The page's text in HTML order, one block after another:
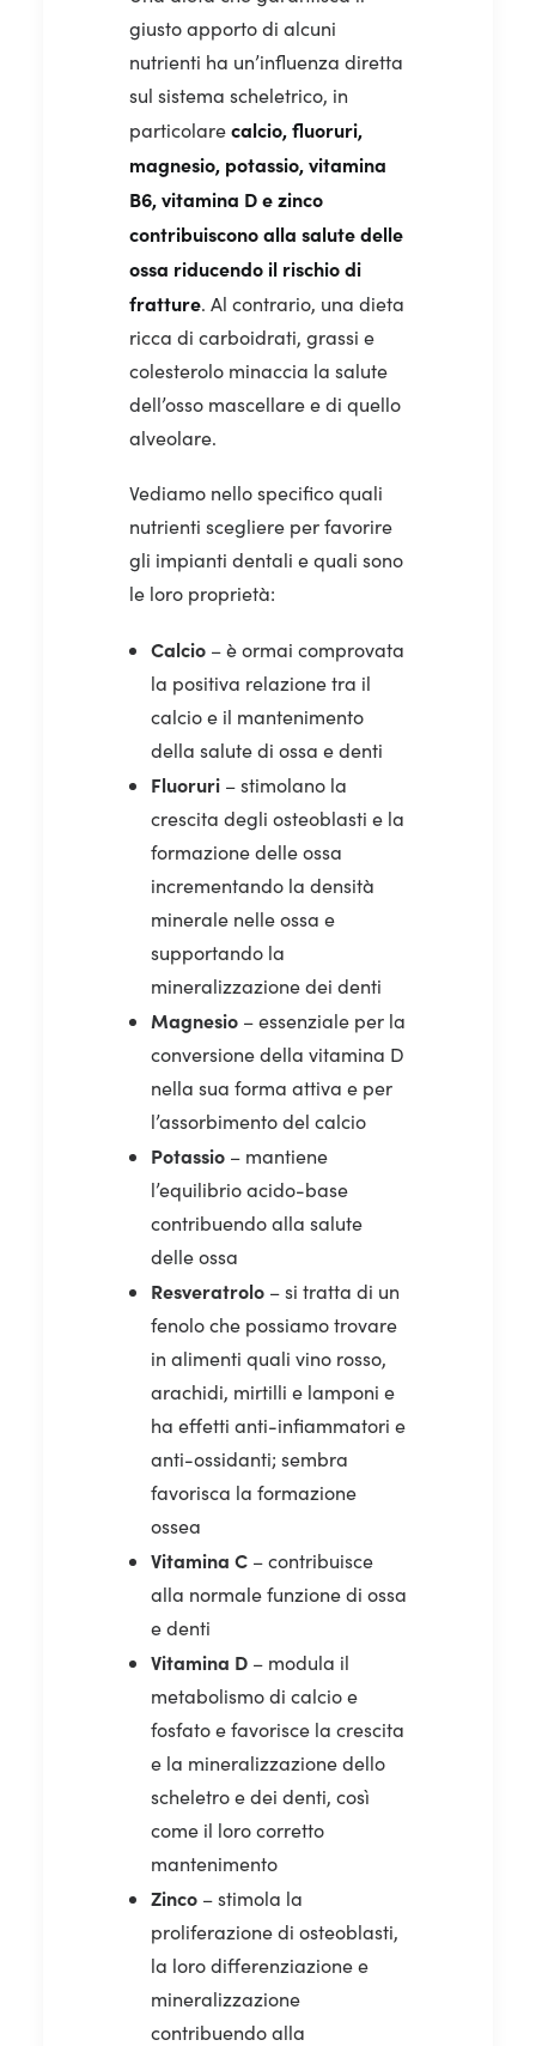
giusto apporto di alcuni
nutrienti ha un’influenza diretta
sul sistema scheletrico, in
particolarecalcio, fluoruri,
magnesio, potassio, vitamina
B6, vitamina D e zinco
contribuiscono alla salute delle
ossa riducendo il rischio di
fratture. Al contrario, una dieta
ricca di carboidrati, grassi e
colesterolo minaccia la salute
dell’osso mascellare e di quello
alveolare.
Vediamo nello specifico quali
nutrienti scegliere per favorire
gli impianti dentali e quali sono
le loro proprietà:
Calcio – è ormai comprovata
la positiva relazione tra il
calcio e il mantenimento
della salute di ossa e denti
Fluoruri – stimolano la
crescita degli osteoblasti e la
formazione delle ossa
incrementando la densità
minerale nelle ossa e
supportando la
mineralizzazione dei denti
Magnesio – essenziale per la
conversione della vitamina D
nella sua forma attiva e per
l’assorbimento del calcio
Potassio – mantiene
l’equilibrio acido-base
contribuendo alla salute
delle ossa
Resveratrolo – si tratta di un
fenolo che possiamo trovare
in alimenti quali vino rosso,
arachidi, mirtilli e lamponi e
ha effetti anti-infiammatori e
anti-ossidanti; sembra
favorisca la formazione
ossea
Vitamina C – contribuisce
alla normale funzione di ossa
e denti
Vitamina D – modula il
metabolismo di calcio e
fosfato e favorisce la crescita
e la mineralizzazione dello
scheletro e dei denti, così
come il loro corretto
mantenimento
Zinco – stimola la
proliferazione di osteoblasti,
la loro differenziazione e
mineralizzazione
contribuendo alla